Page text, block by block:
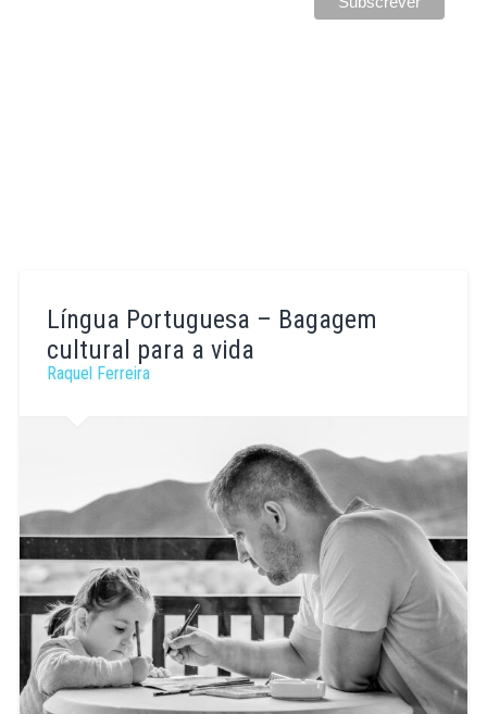
Língua Portuguesa – Bagagem
cultural para a vida
Raquel Ferreira